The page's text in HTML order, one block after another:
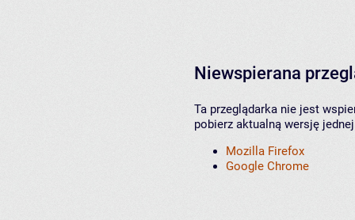
Niewspierana
Ta przeglądarka nie jest
pobierz aktualną wersję
Mozilla Firefox
Google Chrome